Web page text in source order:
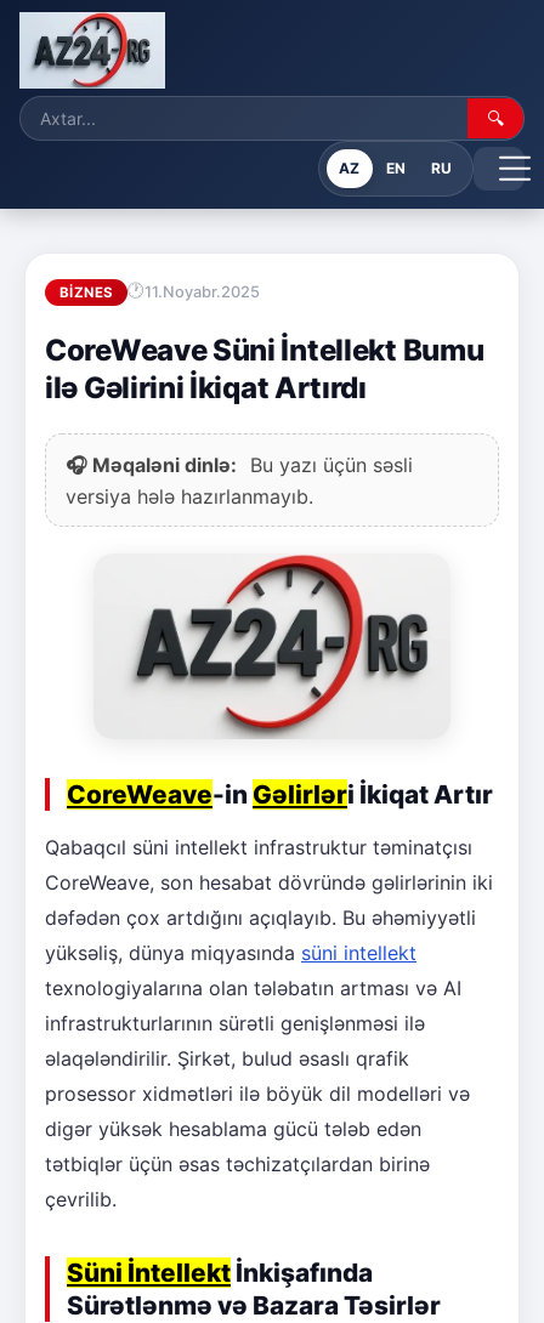
🔍
AZ EN RU
BIZNES 11.Noyabr.2025
CoreWeave Süni İntellekt Bumu
ilə Gəlirini İkiqat Artırdı
🎧 Məqaləni dinlə:
Bu yazı üçün səsli
versiya hələ hazırlanmayıb.
CoreWeave-in Gəlirləri İkiqat Artır
Qabaqcıl süni intellekt infrastruktur təminatçısı
CoreWeave, son hesabat dövründə gəlirlərinin iki
dəfədən çox artdığını açıqlayıb. Bu əhəmiyyətli
yüksəliş, dünya miqyasında süni intellekt
texnologiyalarına olan tələbatın artması və AI
infrastrukturlarının sürətli genişlənməsi ilə
əlaqələndirilir. Şirkət, bulud əsaslı qrafik
prosessor xidmətləri ilə böyük dil modelləri və
digər yüksək hesablama gücü tələb edən
tətbiqlər üçün əsas təchizatçılardan birinə
çevrilib.
Süni İntellekt İnkişafında
Sürətlənmə və Bazara Təsirlər